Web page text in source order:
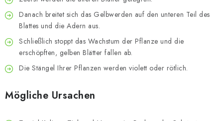
Danach breitet sich das Gelbwerden auf den unteren Teil des
Blattes und die Adern aus.
Schließlich stoppt das Wachstum der Pflanze und die
erschöpften, gelben Blätter fallen ab.
Die Stängel Ihrer Pflanzen werden violett oder rötlich.
Mögliche Ursachen